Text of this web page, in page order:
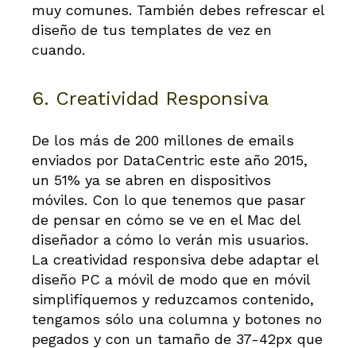
muy comunes. También debes refrescar el
diseño de tus templates de vez en
cuando.
6. Creatividad Responsiva
De los más de 200 millones de emails
enviados por DataCentric este año 2015,
un 51% ya se abren en dispositivos
móviles. Con lo que tenemos que pasar
de pensar en cómo se ve en el Mac del
diseñador a cómo lo verán mis usuarios.
La creatividad responsiva debe adaptar el
diseño PC a móvil de modo que en móvil
simplifiquemos y reduzcamos contenido,
tengamos sólo una columna y botones no
pegados y con un tamaño de 37-42px que